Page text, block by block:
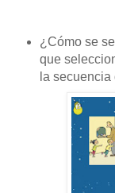
¿Cómo se
que
la